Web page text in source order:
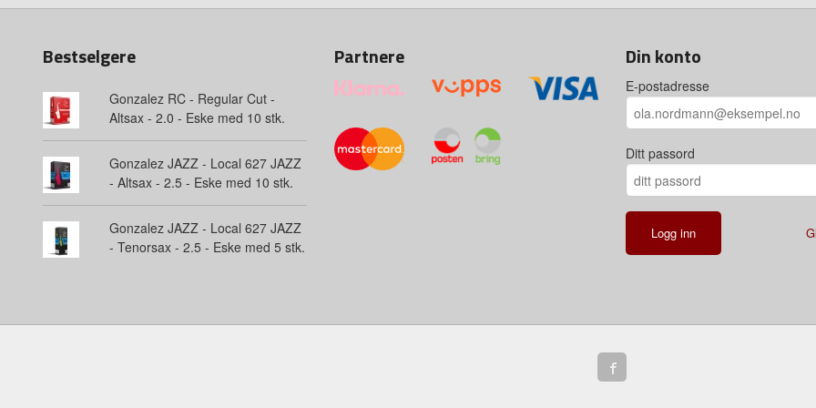
Bestselgere
Gonzalez RC - Regular Cut -
Altsax - 2.0 - Eske med 10 stk.
Gonzalez JAZZ - Local 627 JAZZ
- Altsax - 2.5 - Eske med 10 stk.
Gonzalez JAZZ - Local 627 JAZZ
- Tenorsax - 2.5 - Eske med 5 stk.
Partnere Din konto
E-postadresse
Ditt passord